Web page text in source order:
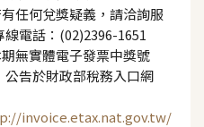
有任何兌獎疑義，請洽詢服
線電話：(02)2396-1651
無實體電子發票中獎號
公告於財政部稅務入口網
invoice.etax.nat.gov.tw/